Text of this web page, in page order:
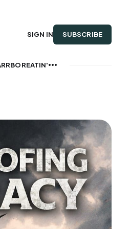
SIGN IN SUBSCRIBE